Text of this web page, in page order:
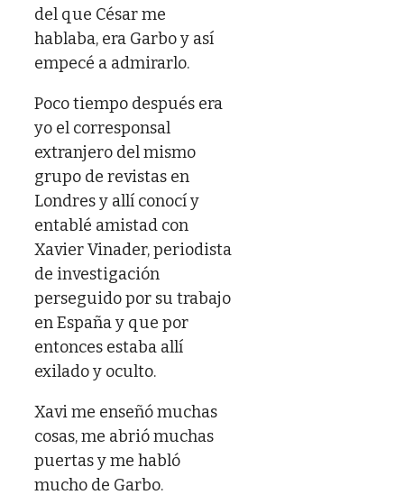
del que César me
hablaba, era Garbo y así
empecé a admirarlo.
Poco tiempo después era
yo el corresponsal
extranjero del mismo
grupo de revistas en
Londres y allí conocí y
entablé amistad con
Xavier Vinader, periodista
de investigación
perseguido por su trabajo
en España y que por
entonces estaba allí
exilado y oculto.
Xavi me enseñó muchas
cosas, me abrió muchas
puertas y me habló
mucho de Garbo.